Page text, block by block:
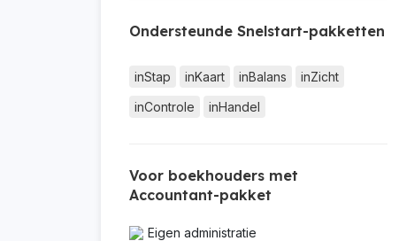
Ondersteunde Snelstart-pakketten
inStap inKaart inBalans
inZicht
inControle
inHandel
Voor boekhouders met
Accountant-pakket
Eigen administratie